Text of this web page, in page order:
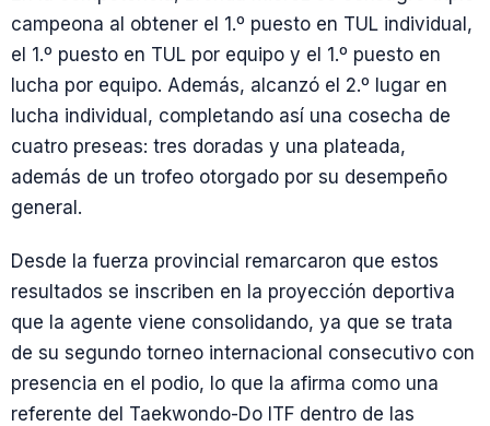
campeona al obtener el 1.º puesto en TUL individual,
el 1.º puesto en TUL por equipo y el 1.º puesto en
lucha por equipo. Además, alcanzó el 2.º lugar en
lucha individual, completando así una cosecha de
cuatro preseas: tres doradas y una plateada,
además de un trofeo otorgado por su desempeño
general.
Desde la fuerza provincial remarcaron que estos
resultados se inscriben en la proyección deportiva
que la agente viene consolidando, ya que se trata
de su segundo torneo internacional consecutivo con
presencia en el podio, lo que la afirma como una
referente del Taekwondo-Do ITF dentro de las